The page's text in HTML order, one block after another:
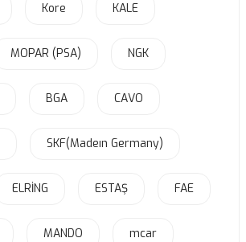
Kore KALE
MOPAR (PSA) NGK
BGA CAVO
SKF(Madeın Germany)
ELRİNG ESTAŞ FAE
MANDO mcar